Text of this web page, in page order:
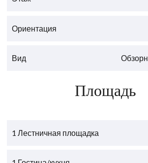
Ориентация
Вид
Площадь
1 Лестничная площадка